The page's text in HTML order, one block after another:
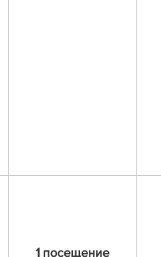
1 посещение